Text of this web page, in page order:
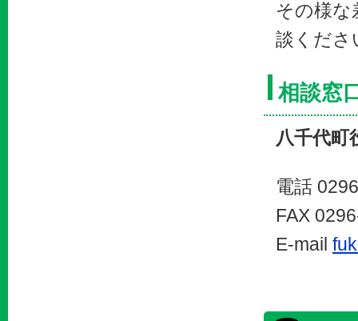
その様な
談くださ
相談窓
八千代町
電話
FAX
E-mail